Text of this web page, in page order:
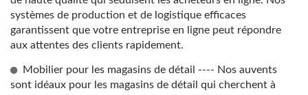
systèmes de production et de logistique efficaces
garantissent que votre entreprise en ligne peut répondre
aux attentes des clients rapidement.
Mobilier pour les magasins de détail ---- Nos auvents
sont idéaux pour les magasins de détail qui cherchent à